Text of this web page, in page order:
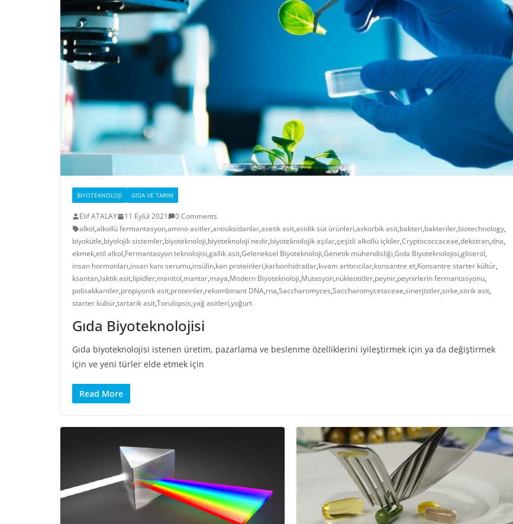
BIYOTEKNOLOJI GIDA VE TARIM
Elif ATALAY 11 Eylül 2021
0 Comments
alkol,alkollü fermantasyon,amino asitler,antioksidanlar,asetik asit,asidik süt ürünleri,askorbik asit,bakteri,bakteriler,biotechnology,
biyokütle,biyolojik sistemler,biyoteknoloji,biyoteknoloji nedir,biyoteknolojik aşılar,çeşitli alkollü içkiler,Cryptococcaceae,dekstran,dna,
ekmek,etil alkol,Fermantasyon teknolojisi,gallik asit,Geleneksel Biyoteknoloji,Genetik mühendisliği,Gıda Biyoteknolojisi,gliserol,
insan hormonları,insan kanı serumu,insülin,kan proteinleri,karbonhidratlar,kıvam arttırıcılar,konsantre et,Konsantre starter kültür,
ksantan,laktik asit,lipidler,manitol,mantar,maya,Modern Biyoteknoloji,Mutasyon,nükleotitler,peynir,peynirlerin fermantasyonu,
polisakkaritler,propiyonik asit,proteinler,rekombinant DNA,rna,Saccharomyces,Saccharomycetaceae,sinerjistler,sirke,sitrik asit,
starter kültür,tartarik asit,Torulopsis,yağ asitleri,yoğurt
Gıda Biyoteknolojisi
Gıda biyoteknolojisi istenen üretim, pazarlama ve beslenme özelliklerini iyileştirmek için ya da değiştirmek
için ve yeni türler elde etmek için
Read More